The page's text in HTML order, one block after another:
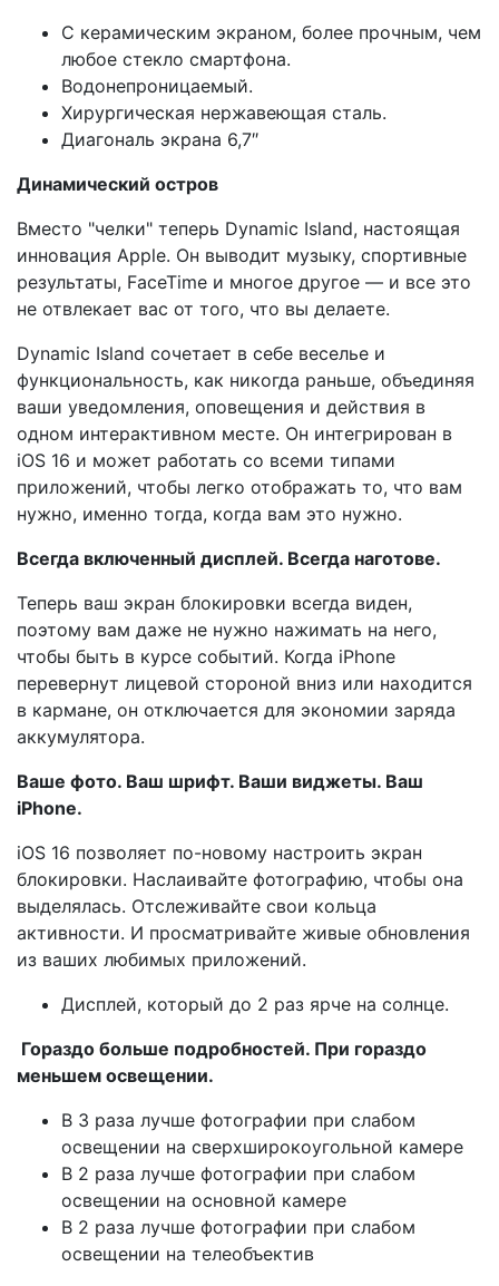
С керамическим экраном, более прочным, чем
любое стекло смартфона.
Водонепроницаемый.
Хирургическая нержавеющая сталь.
Диагональ экрана 6,7″
Динамический остров
Вместо "челки" теперь Dynamic Island, настоящая
инновация Apple. Он выводит музыку, спортивные
результаты, FaceTime и многое другое — и все это
не отвлекает вас от того, что вы делаете.
Dynamic Island сочетает в себе веселье и
функциональность, как никогда раньше, объединяя
ваши уведомления, оповещения и действия в
одном интерактивном месте. Он интегрирован в
iOS 16 и может работать со всеми типами
приложений, чтобы легко отображать то, что вам
нужно, именно тогда, когда вам это нужно.
Всегда включенный дисплей. Всегда наготове.
Теперь ваш экран блокировки всегда виден,
поэтому вам даже не нужно нажимать на него,
чтобы быть в курсе событий. Когда iPhone
перевернут лицевой стороной вниз или находится
в кармане, он отключается для экономии заряда
аккумулятора.
Ваше фото. Ваш шрифт. Ваши виджеты. Ваш
iPhone.
iOS 16 позволяет по-новому настроить экран
блокировки. Наслаивайте фотографию, чтобы она
выделялась. Отслеживайте свои кольца
активности. И просматривайте живые обновления
из ваших любимых приложений.
Дисплей, который до 2 раз ярче на солнце.
Гораздо больше подробностей. При гораздо
меньшем освещении.
В 3 раза лучше фотографии при слабом
освещении на сверхширокоугольной камере
В 2 раза лучше фотографии при слабом
освещении на основной камере
В 2 раза лучше фотографии при слабом
освещении на телеобъектив